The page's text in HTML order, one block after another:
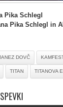
Pika Schlegl
Pika Schlegl in
DOVČ
TITAN TITANOVA